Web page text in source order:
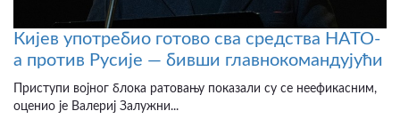
Кијев употребио готово сва средства НАТО-
а против Русије — бивши главнокомандујући
Приступи војног блока ратовању показали су се неефикасним,
оценио је Валериј Залужни...